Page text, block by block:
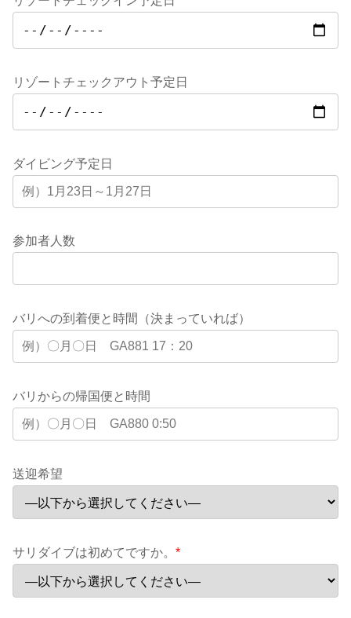
リゾートチェックアウト予定日
ダイビング予定日
参加者人数
バリへの到着便と時間（決まっていれば）
バリからの帰国便と時間
送迎希望
サリダイブは初めてですか。 *